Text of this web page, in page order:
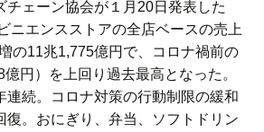
チェーン協会が１月20日発表した
ニエンスストアの全店ベースの売上
の11兆1,775億円で、コロナ禍前の
円）を上回り過去最高となった。
連続。コロナ対策の行動制限の緩和
復。おにぎり、弁当、ソフトドリン